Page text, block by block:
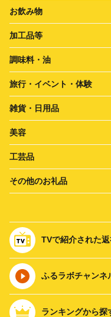
お飲み物
加工品等
調味料・油
旅行・イベント・体験
雑貨・日用品
美容
工芸品
その他のお礼品
TVで紹介された
ふるラボチャンネ
ランキングから探